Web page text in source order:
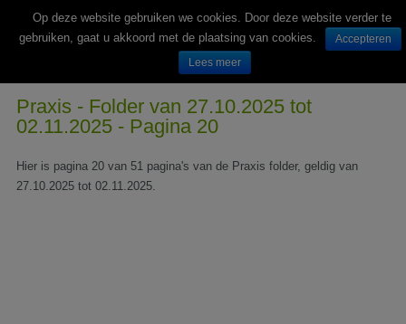
Wekelijks nieuwe folders van Nederlandse supermarkten en winkels
Praxis - Folder van 27.10.2025 tot
02.11.2025 - Pagina 20
Hier is pagina 20 van 51 pagina's van de Praxis folder, geldig van
27.10.2025 tot 02.11.2025.
Op deze website gebruiken we cookies. Door deze website verder te
gebruiken, gaat u akkoord met de plaatsing van cookies.
Accepteren
Lees meer